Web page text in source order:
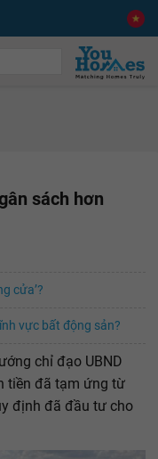
sách hơn
cửa’?
vực bất động sản?
chỉ đạo UBND
tiền đã tạm ứng từ
định đã đầu tư cho
✕